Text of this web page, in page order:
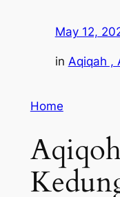
May 12,
in Aqiqah ,
Home